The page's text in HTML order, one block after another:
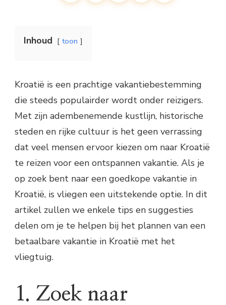
Inhoud toon
Kroatië is een prachtige vakantiebestemming
die steeds populairder wordt onder reizigers.
Met zijn adembenemende kustlijn, historische
steden en rijke cultuur is het geen verrassing
dat veel mensen ervoor kiezen om naar Kroatië
te reizen voor een ontspannen vakantie. Als je
op zoek bent naar een goedkope vakantie in
Kroatië, is vliegen een uitstekende optie. In dit
artikel zullen we enkele tips en suggesties
delen om je te helpen bij het plannen van een
betaalbare vakantie in Kroatië met het
vliegtuig.
1. Zoek naar